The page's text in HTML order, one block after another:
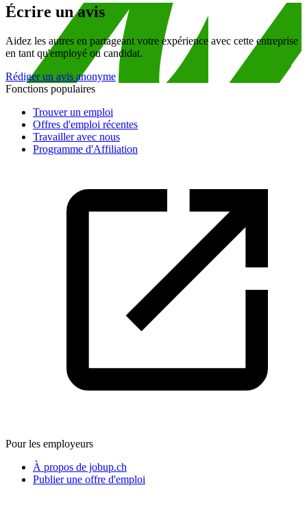
Écrire un avis
Aidez les autres en partageant votre expérience avec cette entreprise
en tant qu'employé ou candidat.
Rédiger un avis anonyme
Fonctions populaires
Trouver un emploi
Offres d'emploi récentes
Travailler avec nous
Programme d'Affiliation
Pour les employeurs
À propos de jobup.ch
Publier une offre d'emploi